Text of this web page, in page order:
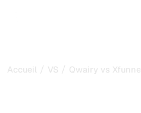
Accueil / VS / Qwairy vs Xfunnel